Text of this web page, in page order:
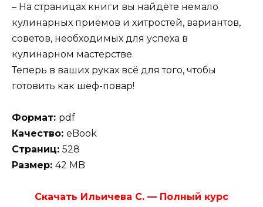
– На страницах книги вы найдёте немало
кулинарных приёмов и хитростей, вариантов,
советов, необходимых для успеха в
кулинарном мастерстве.
Теперь в ваших руках всё для того, чтобы
готовить как шеф-повар!
Формат: pdf
Качество: eBook
Страниц: 528
Размер: 42 MB
Скачать Ильичева С. — Полный курс